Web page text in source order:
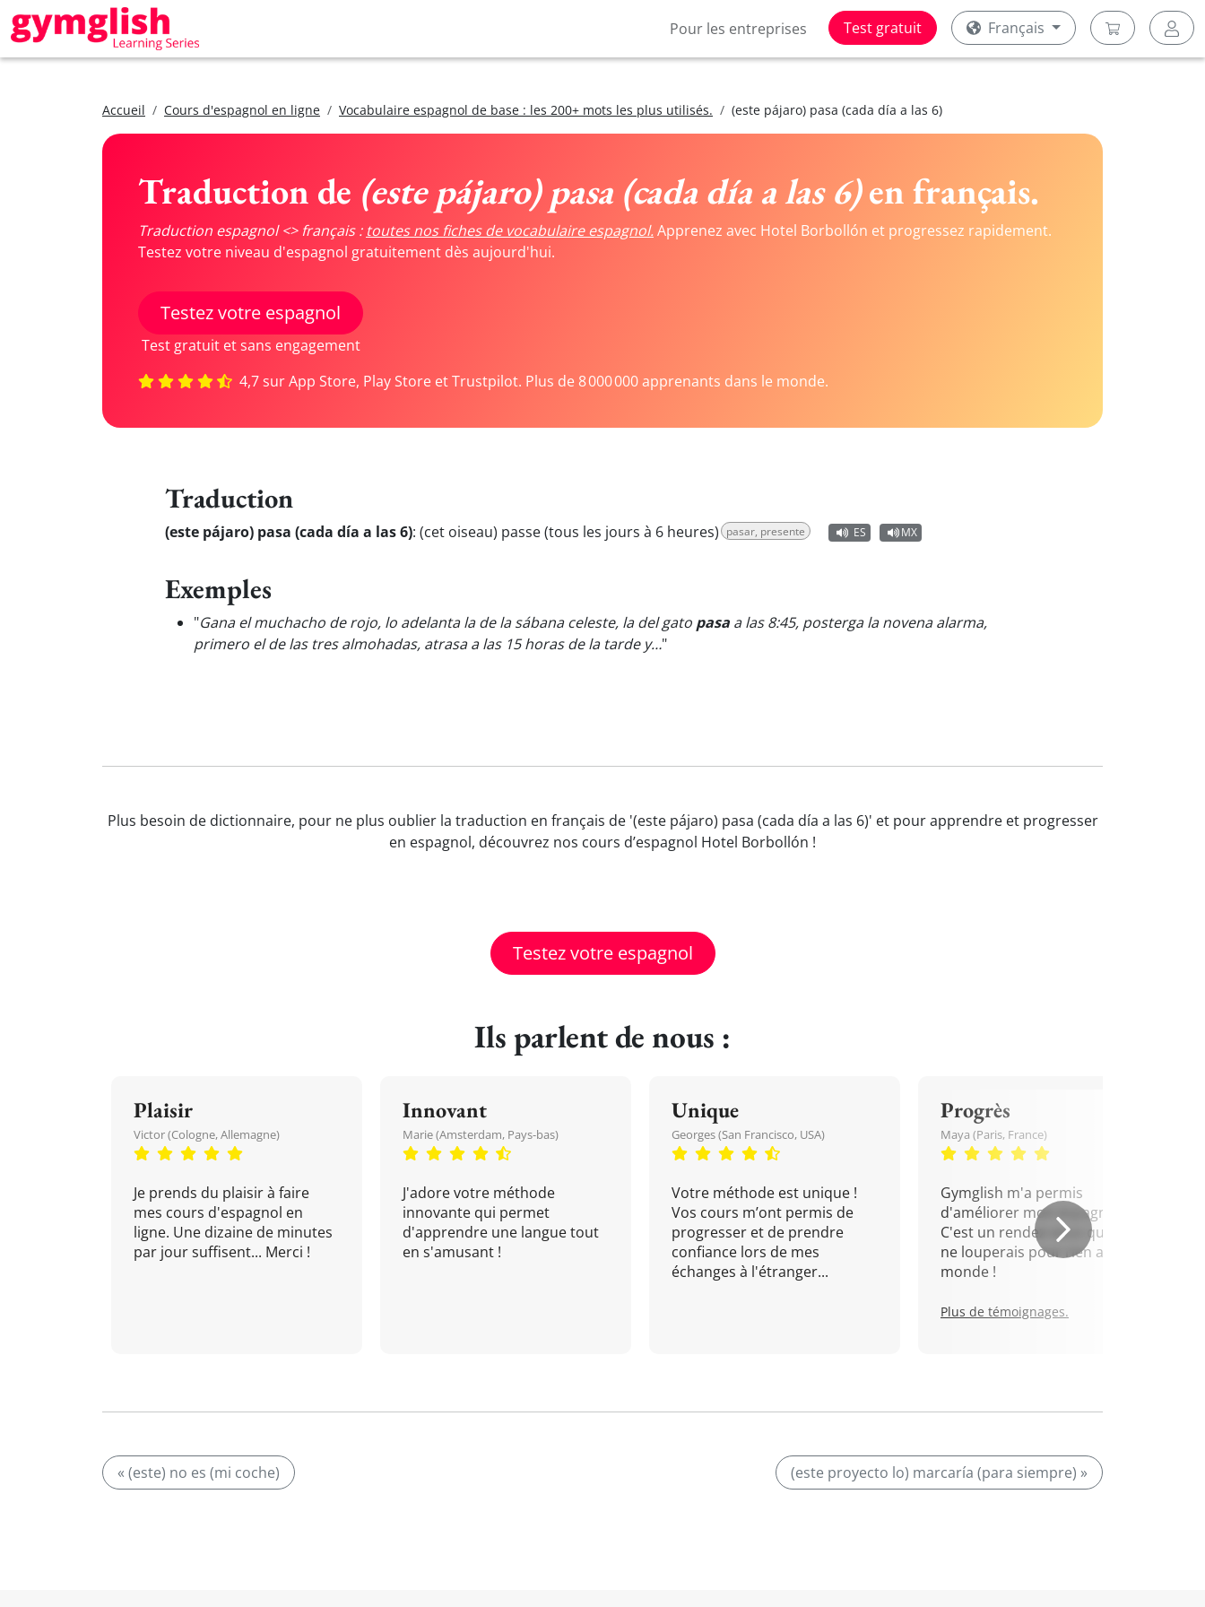
Pour les entreprises Test gratuit Français
Accueil Cours d'espagnol en ligne Vocabulaire espagnol de base : les 200+ mots les plus utilisés. (este pájaro) pasa (cada día a las 6)
Traduction de (este pájaro) pasa (cada día a las 6)en français.
Traduction espagnol <> français : toutes nos fiches de vocabulaire espagnol.Apprenez avec Hotel Borbollón et progressez rapidement.
Testez votre niveau d'espagnol gratuitement dès aujourd'hui.
Testez votre espagnol
Test gratuit et sans engagement
4,7 sur App Store, Play Store et Trustpilot. Plus de 8 000 000 apprenants dans le monde.
Traduction
(este pájaro) pasa (cada día a las 6): (cet oiseau) passe (tous les jours à 6 heures) pasar, presente ES MX
Exemples
"Gana el muchacho de rojo, lo adelanta la de la sábana celeste, la del gato pasa a las 8:45, posterga la novena alarma,
primero el de las tres almohadas, atrasa a las 15 horas de la tarde y…"
Plus besoin de dictionnaire, pour ne plus oublier la traduction en français de '(este pájaro) pasa (cada día a las 6)' et pour apprendre et progresser
en espagnol, découvrez nos cours d’espagnol Hotel Borbollón !
Testez votre espagnol
Ils parlent de nous :
Plaisir
Victor (Cologne, Allemagne)
Je prends du plaisir à faire
mes cours d'espagnol en
ligne. Une dizaine de minutes
par jour suffisent... Merci !
Innovant
Marie (Amsterdam, Pays-bas)
J'adore votre méthode
innovante qui permet
d'apprendre une langue tout
en s'amusant !
Unique
Georges (San Francisco, USA)
Votre méthode est unique !
Vos cours m’ont permis de
progresser et de prendre
confiance lors de mes
échanges à l'étranger...
Progrès
Maya (Paris, France)
Gymglish m'a permis
d'améliorer mon espagnol.
C'est un rendez-vous que je
ne louperais pour rien au
monde !
Plus de témoignages.
« (este) no es (mi coche) (este proyecto lo) marcaría (para siempre) »